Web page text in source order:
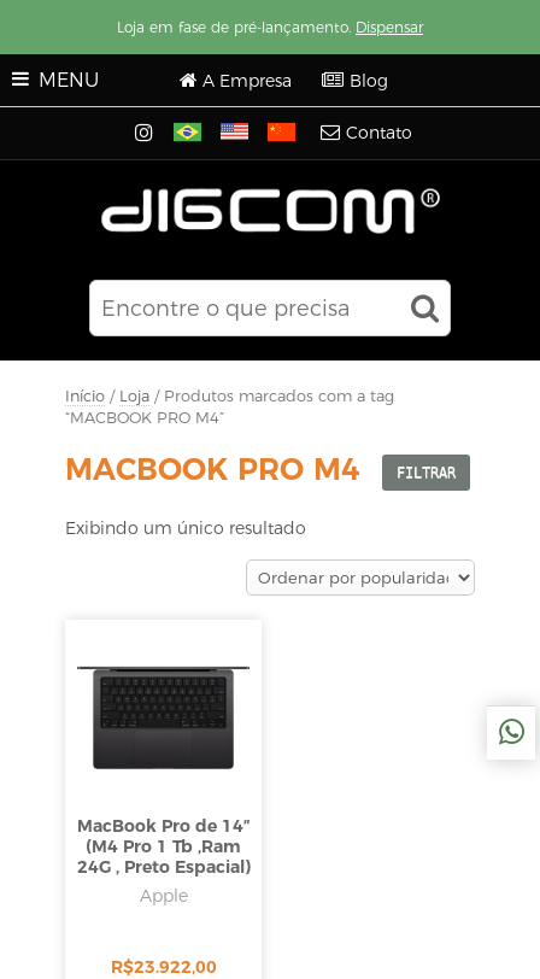
Loja em fase de pré-lançamento. Dispensar
MENU A Empresa Blog
Contato
Início / Loja / Produtos marcados com a tag
“MACBOOK PRO M4”
MACBOOK PRO M4 FILTRAR
Exibindo um único resultado
MacBook Pro de 14″
(M4 Pro 1 Tb ,Ram
24G , Preto Espacial)
Apple
R$23.922,00